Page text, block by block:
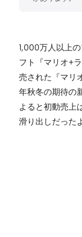
1,000万人以上
フト『マリオ+
売された『マリ
年秋冬の期待の
よると初動売上
滑り出しだった